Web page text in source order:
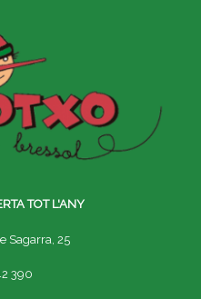
TOT L'ANY
Sagarra, 25
390